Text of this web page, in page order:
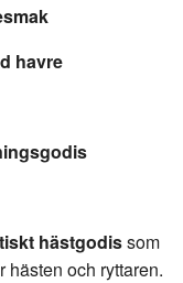
havre
hästgodissom
hästen och ryttaren.